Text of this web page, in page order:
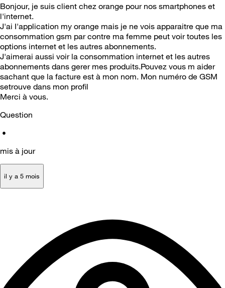
Bonjour, je suis client chez orange pour nos smartphones et
l'internet.
J'ai I'application my orange mais je ne vois apparaitre que ma
consommation gsm par contre ma femme peut voir toutes les
options internet et les autres abonnements.
J'aimerai aussi voir la consommation internet et les autres
abonnements dans gerer mes produits.Pouvez vous m aider
sachant que la facture est à mon nom. Mon numéro de GSM
setrouve dans mon profil
Merci à vous.
Question
•
mis à jour
il y a 5 mois